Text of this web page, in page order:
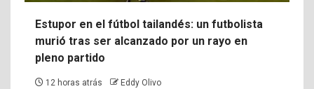
Estupor en el fútbol tailandés: un futbolista
murió tras ser alcanzado por un rayo en
pleno partido
12 horas atrás Eddy Olivo